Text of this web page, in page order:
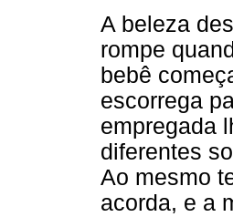
A beleza
rompe
bebê
escorrega
empregada
diferentes
Ao mesmo
acorda, e a